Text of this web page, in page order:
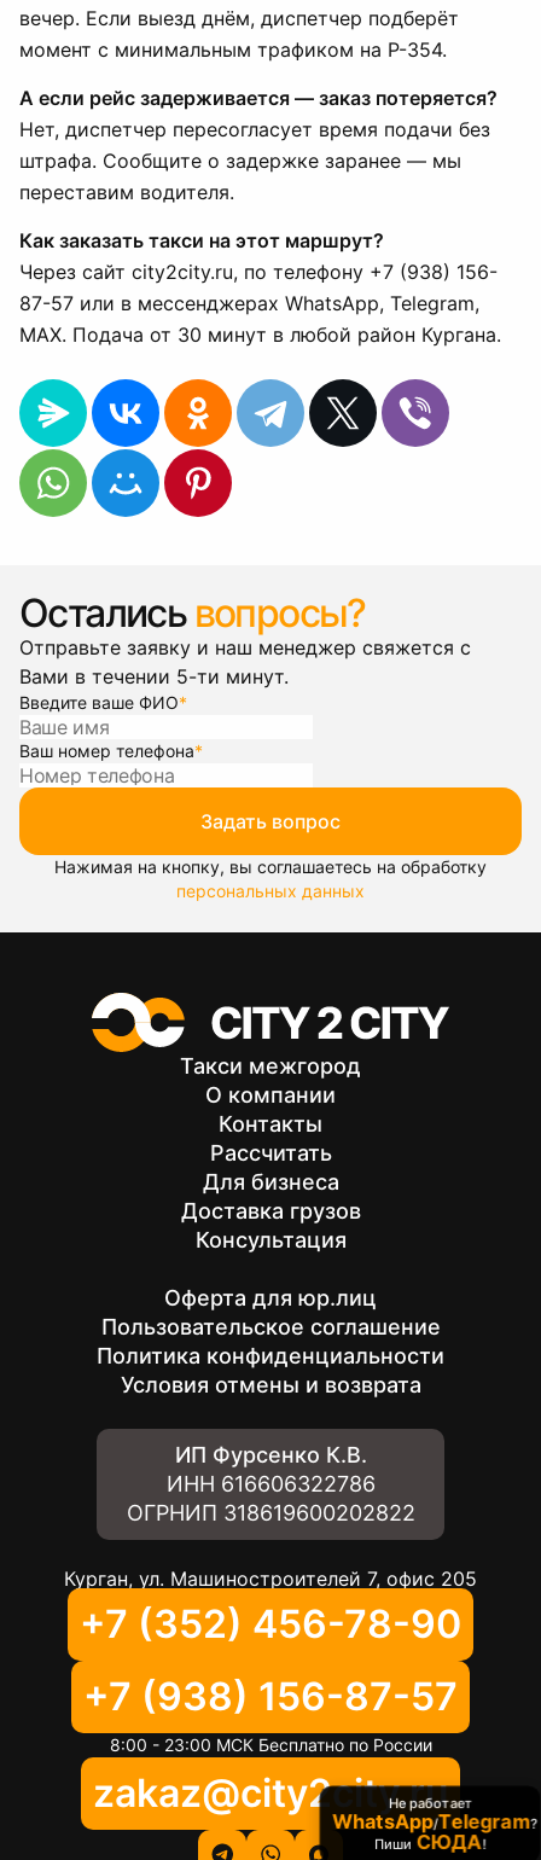
вечер. Если выезд днём, диспетчер подберёт
момент с минимальным трафиком на Р-354.
А если рейс задерживается — заказ потеряется?
Нет, диспетчер пересогласует время подачи без
штрафа. Сообщите о задержке заранее — мы
переставим водителя.
Как заказать такси на этот маршрут?
Через сайт city2city.ru, по телефону +7 (938) 156-
87-57 или в мессенджерах WhatsApp, Telegram,
MAX. Подача от 30 минут в любой район Кургана.
Остались вопросы?
Отправьте заявку и наш менеджер свяжется с
Вами в течении 5-ти минут.
Введите ваше ФИО*
Ваш номер телефона*
Задать вопрос
Нажимая на кнопку, вы соглашаетесь на обработку
персональных данных
Такси межгород
О компании
Контакты
Рассчитать
Для бизнеса
Доставка грузов
Консультация
Оферта для юр.лиц
Пользовательское соглашение
Политика конфиденциальности
Условия отмены и возврата
ИП Фурсенко К.В.
ИНН 616606322786
ОГРНИП 318619600202822
Курган, ул. Машиностроителей 7, офис 205
+7 (352) 456-78-90
+7 (938) 156-87-57
8:00 - 23:00 МСК Бесплатно по России
zakaz@city2city.ru
Не работает
WhatsApp/Telegram?
Пиши СЮДА!